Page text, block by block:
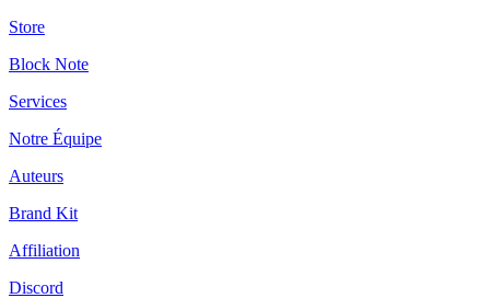
Store
Block Note
Services
Notre Équipe
Auteurs
Brand Kit
Affiliation
Discord